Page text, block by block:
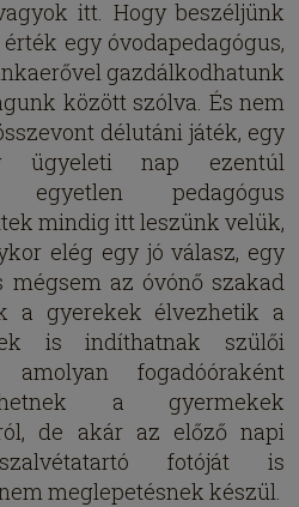
itt. Hogy beszéljünk
egy óvodapedagógus,
gazdálkodhatunk
között szólva. És nem
délutáni játék, egy
ügyeleti nap ezentúl
pedagógus
mindig itt leszünk velük,
elég egy jó válasz, egy
mégsem az óvónő szakad
a gyerekek élvezhetik a
is indíthatnak szülői
fogadóóraként
a gyermekek
de akár az előző napi
fotóját is
meglepetésnek készül.